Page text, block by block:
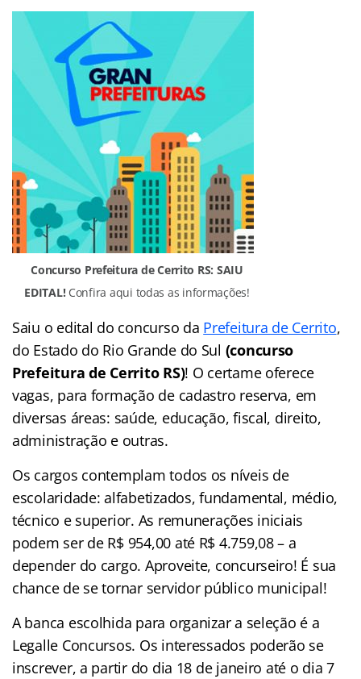
Concurso Prefeitura de Cerrito RS: SAIU
EDITAL!Confira aqui todas as informações!
Saiu o edital do concurso da Prefeitura de Cerrito,
do Estado do Rio Grande do Sul (concurso
Prefeitura de Cerrito RS)! O certame oferece
vagas, para formação de cadastro reserva, em
diversas áreas: saúde, educação, fiscal, direito,
administração e outras.
Os cargos contemplam todos os níveis de
escolaridade: alfabetizados, fundamental, médio,
técnico e superior. As remunerações iniciais
podem ser de R$ 954,00 até R$ 4.759,08 – a
depender do cargo. Aproveite, concurseiro! É sua
chance de se tornar servidor público municipal!
A banca escolhida para organizar a seleção é a
Legalle Concursos. Os interessados poderão se
inscrever, a partir do dia 18 de janeiro até o dia 7